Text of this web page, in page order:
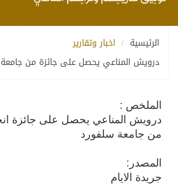
الرئيسية
اخبار وتقارير
درويش المناعي يحصل على جائزة من
الملخص :
درويش المناعي يحصل على جائزة
من جامعة سلفورد
المصدر:
جريدة الايام